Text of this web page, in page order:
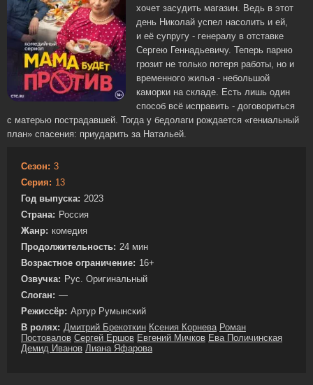
хочет засудить магазин. Ведь в этот
день Николай успел насолить и ей,
и её супругу - генералу в отставке
Сергею Геннадьевичу. Теперь парню
грозит не только потеря работы, но и
временного жилья - небольшой
каморки на складе. Есть лишь один
способ всё исправить - договориться
с матерью пострадавшей. Тогда у бедолаги рождается «гениальный
план» спасения: приударить за Натальей.
Сезон: 3
Серия: 13
Год выпуска: 2023
Страна: Россия
Жанр: комедия
Продолжительность: 24 мин
Возрастное ограничение: 16+
Озвучка: Рус. Оригинальный
Слоган: —
Режиссёр: Артур Румынский
В ролях: Дмитрий Брекоткин Ксения Корнева Роман
Постовалов Сергей Ершов Евгений Мичков Ева Поличинская
Демид Иванов Лиана Яфарова